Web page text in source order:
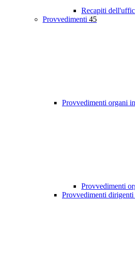
Recapiti
Provvedimenti 45
Provvedimenti organi
Provvedimenti
Provvedimenti